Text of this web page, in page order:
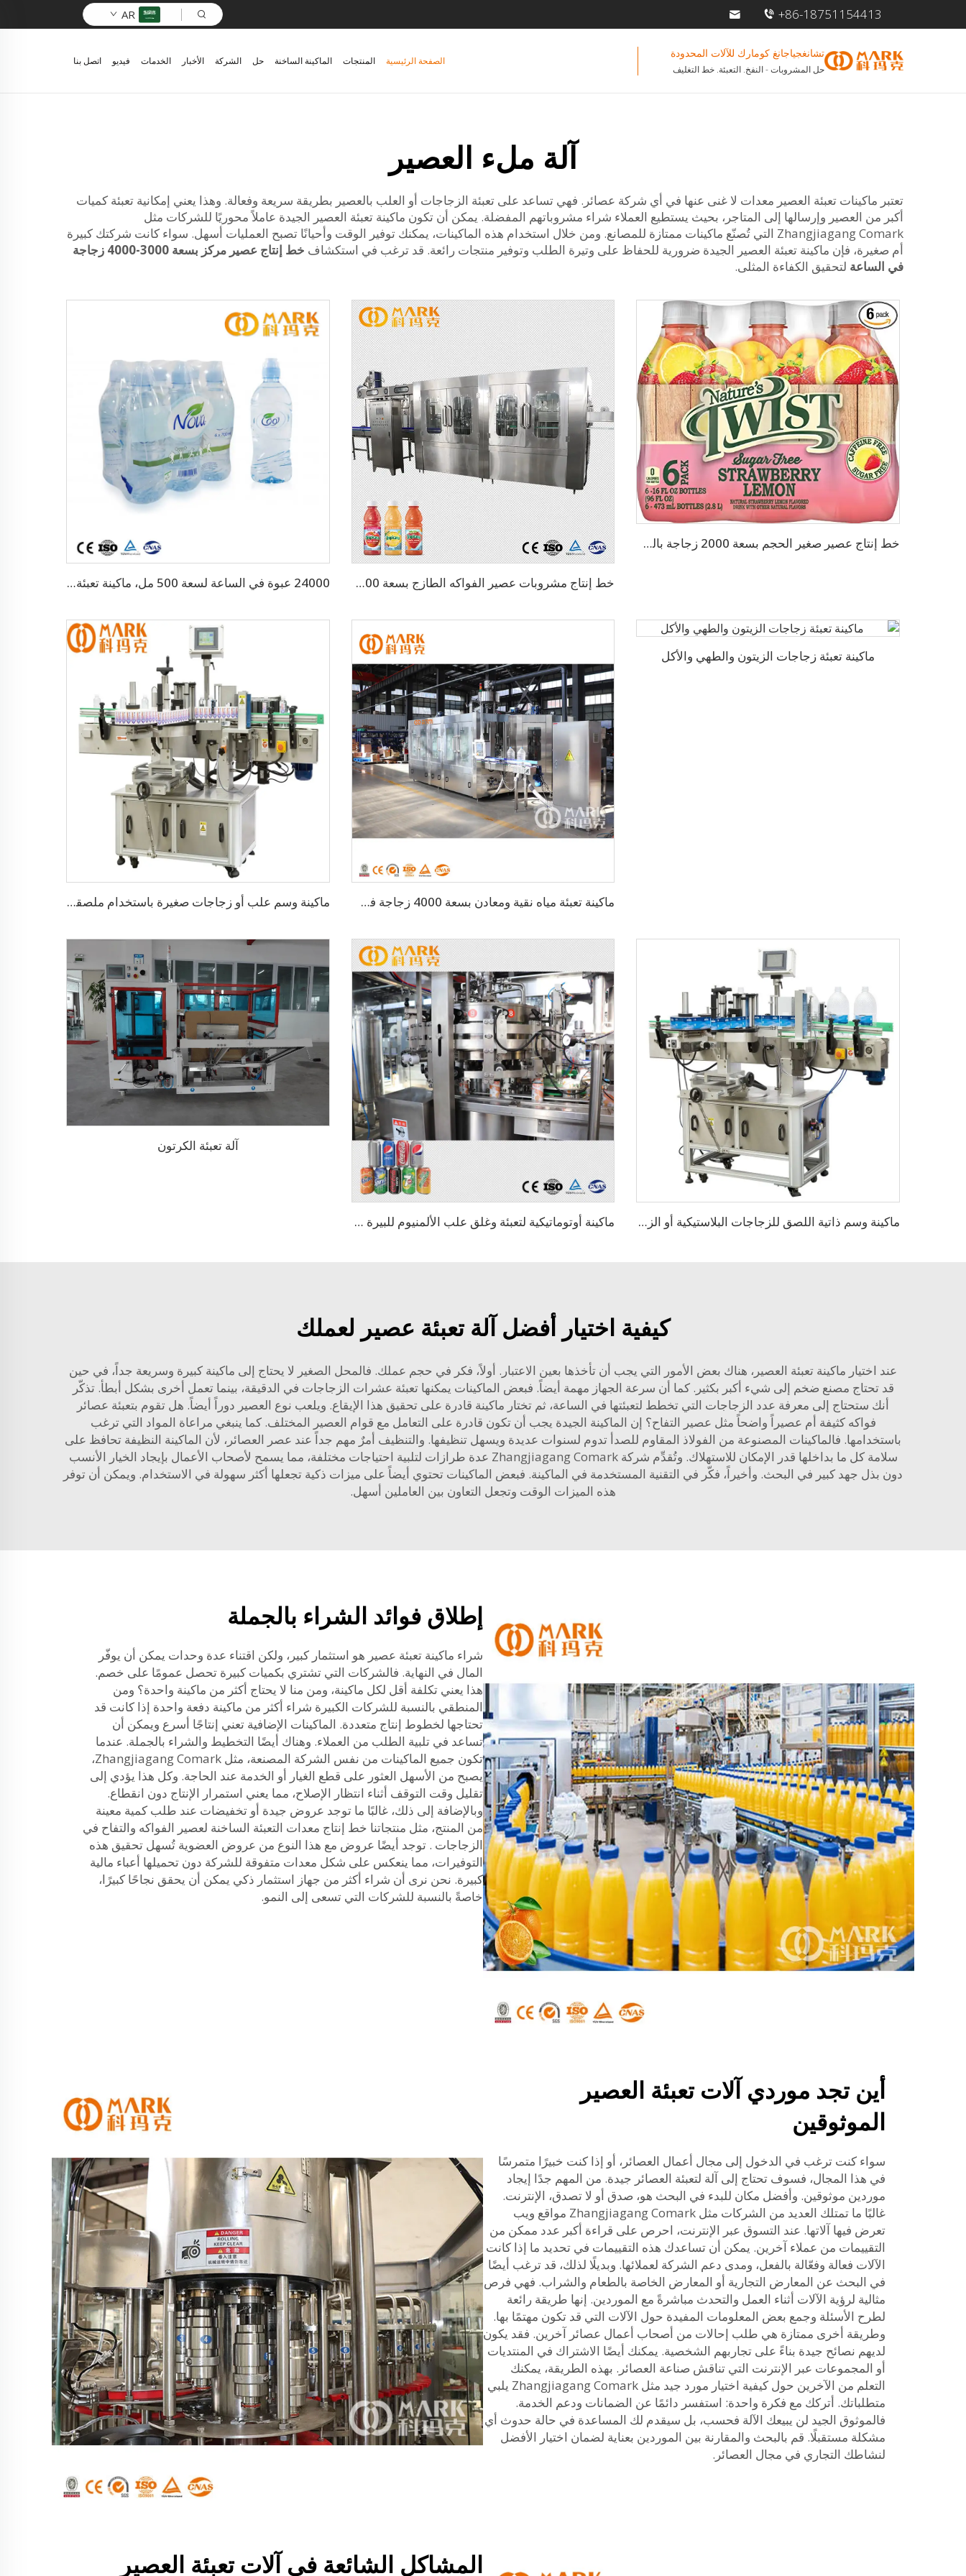
+86-18751154413
AR
تشانغجياجانغ كومارك للآلات المحدودة
حل المشروبات - النفخ. التعبئة. خط التغليف
الصفحة الرئيسية المنتجات الماكينة الساخنة حل الشركة الأخبار الخدمات فيديو اتصل بنا
آلة ملء العصير
تعتبر ماكينات تعبئة العصير معدات لا غنى عنها في أي شركة عصائر. فهي تساعد على تعبئة الزجاجات أو العلب بالعصير بطريقة سريعة وفعالة. وهذا يعني إمكانية تعبئة كميات
أكبر من العصير وإرسالها إلى المتاجر، بحيث يستطيع العملاء شراء مشروباتهم المفضلة. يمكن أن تكون ماكينة تعبئة العصير الجيدة عاملاً محوريًا للشركات مثل
Zhangjiagang Comark التي تُصنّع ماكينات ممتازة للمصانع. ومن خلال استخدام هذه الماكينات، يمكنك توفير الوقت وأحيانًا تصبح العمليات أسهل. سواء كانت شركتك كبيرة
أم صغيرة، فإن ماكينة تعبئة العصير الجيدة ضرورية للحفاظ على وتيرة الطلب وتوفير منتجات رائعة. قد ترغب في استكشاف
خط إنتاج عصير مركز بسعة 3000-4000 زجاجة
في الساعة لتحقيق الكفاءة المثلى.
خط إنتاج عصير صغير الحجم بسعة 2000 زجاجة بالساعة
خط إنتاج مشروبات عصير الفواكه الطازج بسعة 12000 زجاجة في الساعة للزجاجات سعة 500 مل 24000 عبوة في الساعة لسعة 500 مل، ماكينة تعبئة أوتوماتيكية بالكامل للمياه المعدنية الشرب (CGF-50-50-15)
ماكينة تعبئة زجاجات الزيتون والطهي والأكل
ماكينة تعبئة مياه نقية ومعادن بسعة 4000 زجاجة في الساعة سعة 3-10 لتر ماكينة وسم علب أو زجاجات صغيرة باستخدام ملصقات لاصقة
ماكينة وسم ذاتية اللصق للزجاجات البلاستيكية أو الزجاجية ماكينة أوتوماتيكية لتعبئة وغلق علب الألمنيوم للبيرة الحرفية والمشروبات والعصائر بسعة 330 مل و3000 علبة في الساعة / خط تعبئة البيرة
آلة تعبئة الكرتون
كيفية اختيار أفضل آلة تعبئة عصير لعملك
عند اختيار ماكينة تعبئة العصير، هناك بعض الأمور التي يجب أن تأخذها بعين الاعتبار. أولاً، فكر في حجم عملك. فالمحل الصغير لا يحتاج إلى ماكينة كبيرة وسريعة جداً، في حين
قد تحتاج مصنع ضخم إلى شيء أكبر بكثير. كما أن سرعة الجهاز مهمة أيضاً. فبعض الماكينات يمكنها تعبئة عشرات الزجاجات في الدقيقة، بينما تعمل أخرى بشكل أبطأ. تذكّر
أنك ستحتاج إلى معرفة عدد الزجاجات التي تخطط لتعبئتها في الساعة، ثم تختار ماكينة قادرة على تحقيق هذا الإيقاع. ويلعب نوع العصير دوراً أيضاً. هل تقوم بتعبئة عصائر
فواكه كثيفة أم عصيراً واضحاً مثل عصير التفاح؟ إن الماكينة الجيدة يجب أن تكون قادرة على التعامل مع قوام العصير المختلف. كما ينبغي مراعاة المواد التي ترغب
باستخدامها. فالماكينات المصنوعة من الفولاذ المقاوم للصدأ تدوم لسنوات عديدة ويسهل تنظيفها. والتنظيف أمرٌ مهم جداً عند عصر العصائر، لأن الماكينة النظيفة تحافظ على
سلامة كل ما بداخلها قدر الإمكان للاستهلاك. وتُقدِّم شركة Zhangjiagang Comark عدة طرازات لتلبية احتياجات مختلفة، مما يسمح لأصحاب الأعمال بإيجاد الخيار الأنسب
دون بذل جهد كبير في البحث. وأخيراً، فكّر في التقنية المستخدمة في الماكينة. فبعض الماكينات تحتوي أيضاً على ميزات ذكية تجعلها أكثر سهولة في الاستخدام. ويمكن أن توفر
هذه الميزات الوقت وتجعل التعاون بين العاملين أسهل.
إطلاق فوائد الشراء بالجملة
شراء ماكينة تعبئة عصير هو استثمار كبير، ولكن اقتناء عدة وحدات يمكن أن يوفّر
المال في النهاية. فالشركات التي تشتري بكميات كبيرة تحصل عمومًا على خصم.
هذا يعني تكلفة أقل لكل ماكينة، ومن منا لا يحتاج أكثر من ماكينة واحدة؟ ومن
المنطقي بالنسبة للشركات الكبيرة شراء أكثر من ماكينة دفعة واحدة إذا كانت قد
تحتاجها لخطوط إنتاج متعددة. الماكينات الإضافية تعني إنتاجًا أسرع ويمكن أن
تساعد في تلبية الطلب من العملاء. وهناك أيضًا التخطيط والشراء بالجملة. عندما
تكون جميع الماكينات من نفس الشركة المصنعة، مثل Zhangjiagang Comark،
يصبح من الأسهل العثور على قطع الغيار أو الخدمة عند الحاجة. وكل هذا يؤدي إلى
تقليل وقت التوقف أثناء انتظار الإصلاح، مما يعني استمرار الإنتاج دون انقطاع.
وبالإضافة إلى ذلك، غالبًا ما توجد عروض جيدة أو تخفيضات عند طلب كمية معينة
من المنتج، مثل منتجاتنا خط إنتاج معدات التعبئة الساخنة لعصير الفواكه والتفاح في
الزجاجات . توجد أيضًا عروض مع هذا النوع من عروض العضوية تُسهل تحقيق هذه
التوفيرات، مما ينعكس على شكل معدات متفوقة للشركة دون تحميلها أعباء مالية
كبيرة. نحن نرى أن شراء أكثر من جهاز استثمار ذكي يمكن أن يحقق نجاحًا كبيرًا،
خاصةً بالنسبة للشركات التي تسعى إلى النمو.
أين تجد موردي آلات تعبئة العصير
الموثوقين
سواء كنت ترغب في الدخول إلى مجال أعمال العصائر، أو إذا كنت خبيرًا متمرسًا
في هذا المجال، فسوف تحتاج إلى آلة لتعبئة العصائر جيدة. من المهم جدًا إيجاد
موردين موثوقين. وأفضل مكان للبدء في البحث هو، صدق أو لا تصدق، الإنترنت.
غالبًا ما تمتلك العديد من الشركات مثل Zhangjiagang Comark مواقع ويب
تعرض فيها آلاتها. عند التسوق عبر الإنترنت، احرص على قراءة أكبر عدد ممكن من
التقييمات من عملاء آخرين. يمكن أن تساعدك هذه التقييمات في تحديد ما إذا كانت
الآلات فعالة وفعّالة بالفعل، ومدى دعم الشركة لعملائها. وبديلًا لذلك، قد ترغب أيضًا
في البحث عن المعارض التجارية أو المعارض الخاصة بالطعام والشراب. فهي فرص
مثالية لرؤية الآلات أثناء العمل والتحدث مباشرةً مع الموردين. إنها طريقة رائعة
لطرح الأسئلة وجمع بعض المعلومات المفيدة حول الآلات التي قد تكون مهتمًا بها.
وطريقة أخرى ممتازة هي طلب إحالات من أصحاب أعمال عصائر آخرين. فقد يكون
لديهم نصائح جيدة بناءً على تجاربهم الشخصية. يمكنك أيضًا الاشتراك في المنتديات
أو المجموعات عبر الإنترنت التي تناقش صناعة العصائر. بهذه الطريقة، يمكنك
التعلم من الآخرين حول كيفية اختيار مورد جيد مثل Zhangjiagang Comark يلبي
متطلباتك. أتركك مع فكرة واحدة: استفسر دائمًا عن الضمانات ودعم الخدمة.
فالموثوق الجيد لن يبيعك الآلة فحسب، بل سيقدم لك المساعدة في حالة حدوث أي
مشكلة مستقبلًا. قم بالبحث والمقارنة بين الموردين بعناية لضمان اختيار الأفضل
لنشاطك التجاري في مجال العصائر.
المشاكل الشائعة في آلات تعبئة العصير